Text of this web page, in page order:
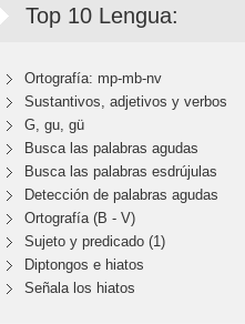
Top 10 Lengua:
Ortografía: mp-mb-nv
Sustantivos, adjetivos y verbos
G, gu, gü
Busca las palabras agudas
Busca las palabras esdrújulas
Detección de palabras agudas
Ortografía (B - V)
Sujeto y predicado (1)
Diptongos e hiatos
Señala los hiatos